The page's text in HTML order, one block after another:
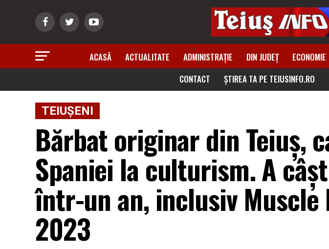
ACASĂ ACTUALITATE ADMINISTRAȚIE DIN JUDEȚ ECONOMIE
CONTACT
ȘTIREA TA PE TEIUSINFO.RO
TEIUȘENI
Bărbat originar din Teiuș,
Spaniei la culturism. A
într-un an, inclusiv Muscle
2023